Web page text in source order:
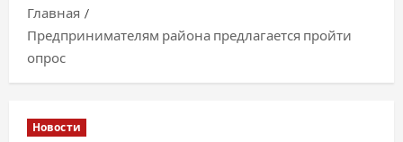
Главная
Предпринимателям района предлагается пройти
опрос
Новости